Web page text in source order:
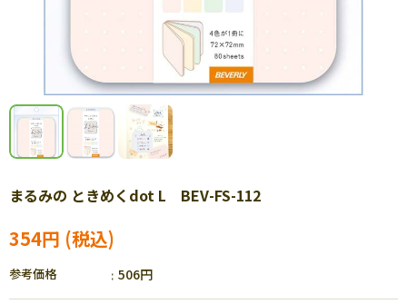
まるみの ときめくdot L BEV-FS-112
354円
参考価格 506円